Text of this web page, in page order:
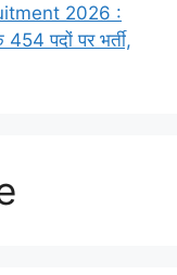
2026 :
454 पदों पर भर्ती,